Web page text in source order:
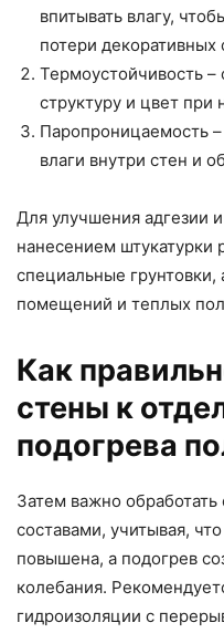
впитывать влагу,
потери декоративных
Термоустойчивость –
структуру и цвет при
Паропроницаемость
влаги внутри стен и
Для улучшения адгезии
нанесением штукатурки
специальные
помещений и теплых
Как
стены к
подогрева
Затем важно
составами, учитывая,
повышена, а подогрев
колебания.
гидроизоляции с